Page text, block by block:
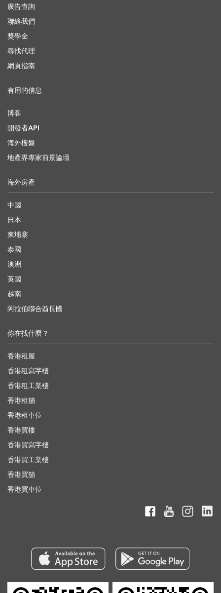
廣告查詢
聯絡我們
獎學金
尋找代理
網頁指南
有用的信息
博客
開發者API
海外樓盤
地產界專家前景論壇
海外房產
中國
日本
柬埔寨
泰國
澳洲
英國
越南
阿拉伯聯合酋長國
你在找什麼？
香港租屋
香港租寫字樓
香港租工業樓
香港租舖
香港租車位
香港買樓
香港買寫字樓
香港買工業樓
香港買舖
香港買車位